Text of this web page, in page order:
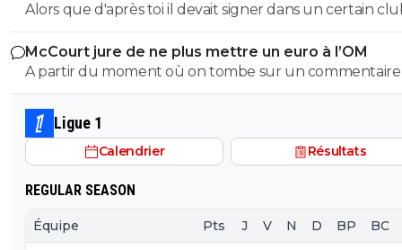
Alors que d'après toi il devait signer dans un certain
McCourt jure de ne plus mettre un euro à l’OM
A partir du moment où on tombe sur un
Raymonde on sait qu'on tombe sur un commentaire
teubé 😂🤣🤣 PS: ce crétin prétend qu'un commentaire avec
emoji est un commentaire de teubé? C'est marrant sur
Twitter/X Obama, Musk et tout un tas de prix Nobel
Ligue 1
Calendrier Résultats
REGULAR SEASON
Équipe Pts J V N D BP BC